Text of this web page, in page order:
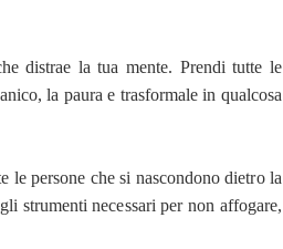
distrae la tua mente. Prendi tutte le
la paura e trasformale in qualcosa
le persone che si nascondono dietro la
strumenti necessari per non affogare,